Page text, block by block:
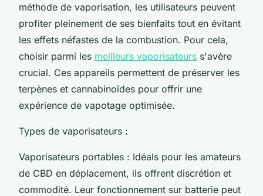
méthode de vaporisation, les utilisateurs peuvent
profiter pleinement de ses bienfaits tout en évitant
les effets néfastes de la combustion. Pour cela,
choisir parmi les meilleurs vaporisateurs s'avère
crucial. Ces appareils permettent de préserver les
terpènes et cannabinoïdes pour offrir une
expérience de vapotage optimisée.
Types de vaporisateurs :
Vaporisateurs portables : Idéals pour les amateurs
de CBD en déplacement, ils offrent discrétion et
commodité. Leur fonctionnement sur batterie peut